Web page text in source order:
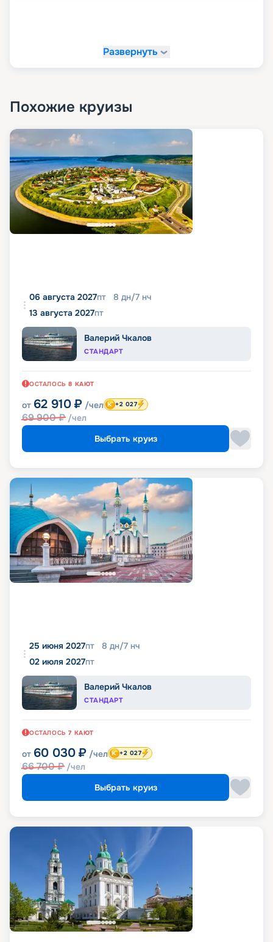
Развернуть
Похожие круизы
06 августа 2027пт 8 дн/7 нч
13 августа 2027пт
Валерий Чкалов
СТАНДАРТ
ОСТАЛОСЬ 8 КАЮТ
от 62 910 ₽ /чел
69 900₽ /чел
+2 027
Выбрать круиз
25 июня 2027пт 8 дн/7 нч
02 июля 2027пт
Валерий Чкалов
СТАНДАРТ
ОСТАЛОСЬ 7 КАЮТ
от 60 030 ₽ /чел
66 700₽ /чел
+2 027
Выбрать круиз